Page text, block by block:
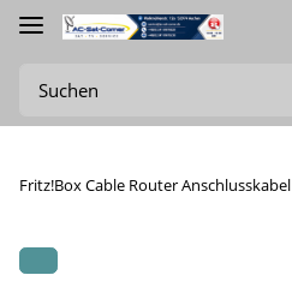
Fritz!Box Cable Router Anschlusskabel